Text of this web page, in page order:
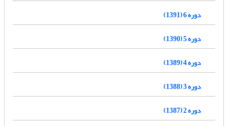
دوره 6 (1391)
دوره 5 (1390)
دوره 4 (1389)
دوره 3 (1388)
دوره 2 (1387)